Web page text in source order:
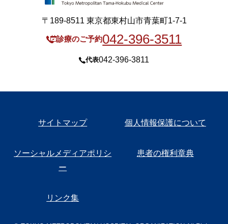
〒189-8511 東京都東村山市青葉町1-7-1
診療のご予約042-396-3511
代表042-396-3811
サイトマップ 個人情報保護について
ソーシャルメディアポリシ
ー
患者の権利章典
リンク集